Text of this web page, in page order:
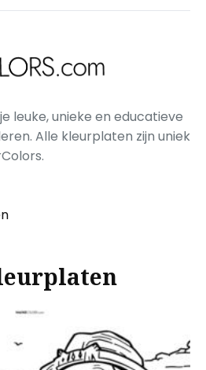
leuke, unieke en educatieve
Alle kleurplaten zijn uniek